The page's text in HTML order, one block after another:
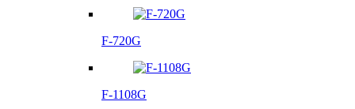
F-720G
F-1108G